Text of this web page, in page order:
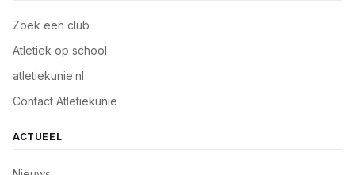
Zoek een club
Atletiek op school
atletiekunie.nl
Contact Atletiekunie
ACTUEEL